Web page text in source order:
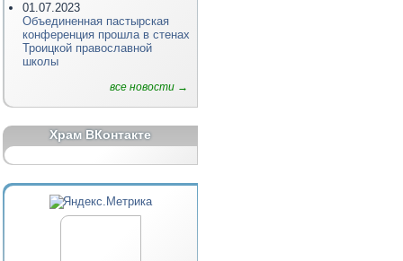
01.07.2023
Объединенная пастырская
конференция прошла в стенах
Троицкой православной
школы
все новости →
Храм ВКонтакте